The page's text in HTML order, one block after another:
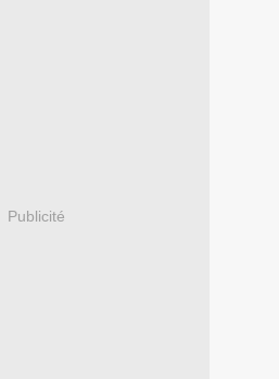
Publicité